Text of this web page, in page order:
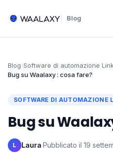
Blog
Blog›Software di automazione
Bug su Waalaxy : cosa fare?
SOFTWARE DI AUTOMAZIONE
Bug su
L Laura·Pubblicato il 19